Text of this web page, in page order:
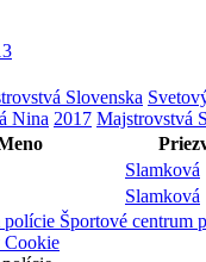
Slovenska
Nina 2017 Majstrovstvá
Slamková
Slamková
Športové centrum
Cookie